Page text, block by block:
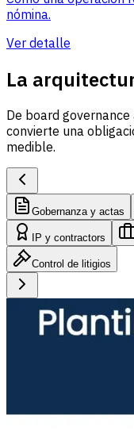
nómina.
Ver detalle
La
De board
convierte una
medible.
Gobernanza y actas
IP y contractors
Control de litigios